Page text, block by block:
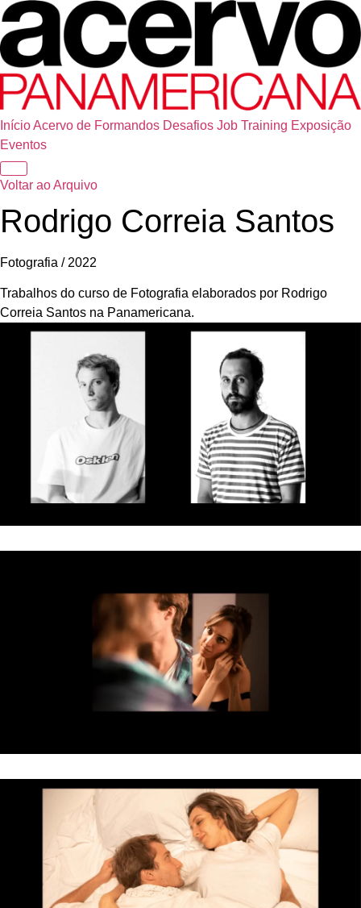
InícioAcervo de Formandos Desafios Job Training Exposição
Eventos
Voltar ao Arquivo
Rodrigo Correia Santos
Fotografia / 2022
Trabalhos do curso de Fotografia elaborados por Rodrigo
Correia Santos na Panamericana.